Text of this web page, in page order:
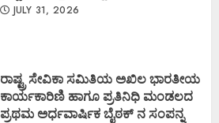
JULY 31, 2026
ರಾಷ್ಟ್ರ ಸೇವಿಕಾ ಸಮಿತಿಯ ಅಖಿಲ ಭಾರತೀಯ
ಕಾರ್ಯಕಾರಿಣಿ ಹಾಗೂ ಪ್ರತಿನಿಧಿ ಮಂಡಲದ
ಪ್ರಥಮ ಅರ್ಧವಾರ್ಷಿಕ ಬೈಠಕ್ ನ ಸಂಪನ್ನ